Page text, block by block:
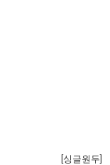
[싱글원두]